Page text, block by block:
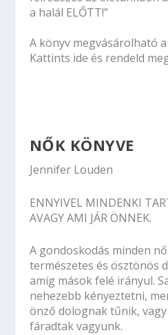
a halál ELŐTT!”
A könyv megvásárolható a
Kattints ide és rendeld
NŐK KÖNYVE
Jennifer Louden
ENNYIVEL MINDENKI
AVAGY AMI JÁR ÖNNEK.
A gondoskodás minden
természetes és ösztönös
amíg mások felé irányul.
nehezebb kényeztetni,
önző dolognak tűnik,
fáradtak vagyunk.